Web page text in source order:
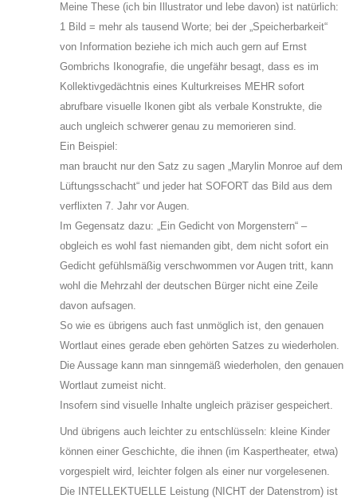
Meine These (ich bin Illustrator und lebe davon) ist natürlich:
1 Bild = mehr als tausend Worte; bei der „Speicherbarkeit“
von Information beziehe ich mich auch gern auf Ernst
Gombrichs Ikonografie, die ungefähr besagt, dass es im
Kollektivgedächtnis eines Kulturkreises MEHR sofort
abrufbare visuelle Ikonen gibt als verbale Konstrukte, die
auch ungleich schwerer genau zu memorieren sind.
Ein Beispiel:
man braucht nur den Satz zu sagen „Marylin Monroe auf dem
Lüftungsschacht“ und jeder hat SOFORT das Bild aus dem
verflixten 7. Jahr vor Augen.
Im Gegensatz dazu: „Ein Gedicht von Morgenstern“ –
obgleich es wohl fast niemanden gibt, dem nicht sofort ein
Gedicht gefühlsmäßig verschwommen vor Augen tritt, kann
wohl die Mehrzahl der deutschen Bürger nicht eine Zeile
davon aufsagen.
So wie es übrigens auch fast unmöglich ist, den genauen
Wortlaut eines gerade eben gehörten Satzes zu wiederholen.
Die Aussage kann man sinngemäß wiederholen, den genauen
Wortlaut zumeist nicht.
Insofern sind visuelle Inhalte ungleich präziser gespeichert.
Und übrigens auch leichter zu entschlüsseln: kleine Kinder
können einer Geschichte, die ihnen (im Kaspertheater, etwa)
vorgespielt wird, leichter folgen als einer nur vorgelesenen.
Die INTELLEKTUELLE Leistung (NICHT der Datenstrom) ist